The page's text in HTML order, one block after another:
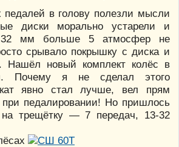
педалей в голову полезли мысли
диски морально устарели и
32 мм больше 5 атмосфер не
срывало покрышку с диска и
Нашёл новый комплект колёс в
Почему я не сделал этого
явно стал лучше, вел прям
педалировании! Но пришлось
на трещётку — 7 передач, 13-32